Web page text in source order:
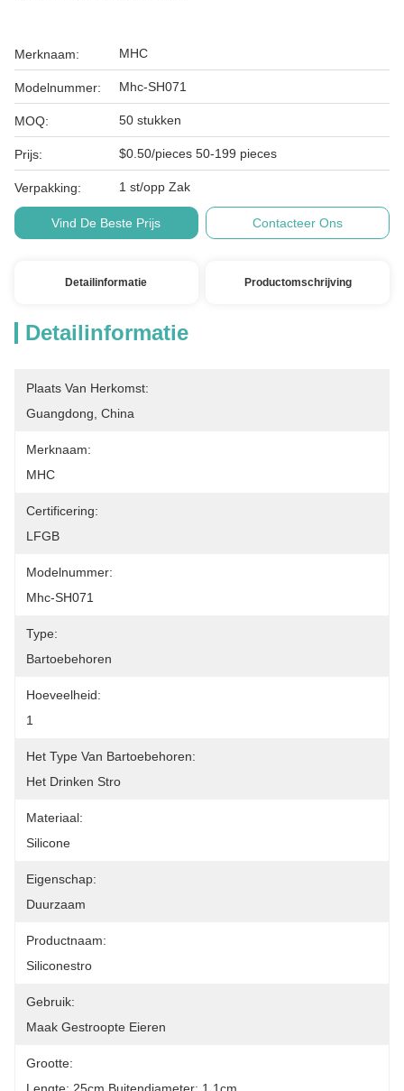
Merknaam: MHC
Modelnummer: Mhc-SH071
MOQ: 50 stukken
Prijs: $0.50/pieces 50-199 pieces
Verpakking: 1 st/opp Zak
Vind De Beste Prijs Contacteer Ons
Detailinformatie Productomschrijving
Detailinformatie
Plaats Van Herkomst:
Guangdong, China
Merknaam:
MHC
Certificering:
LFGB
Modelnummer:
Mhc-SH071
Type:
Bartoebehoren
Hoeveelheid:
1
Het Type Van Bartoebehoren:
Het Drinken Stro
Materiaal:
Silicone
Eigenschap:
Duurzaam
Productnaam:
Siliconestro
Gebruik:
Maak Gestroopte Eieren
Grootte: